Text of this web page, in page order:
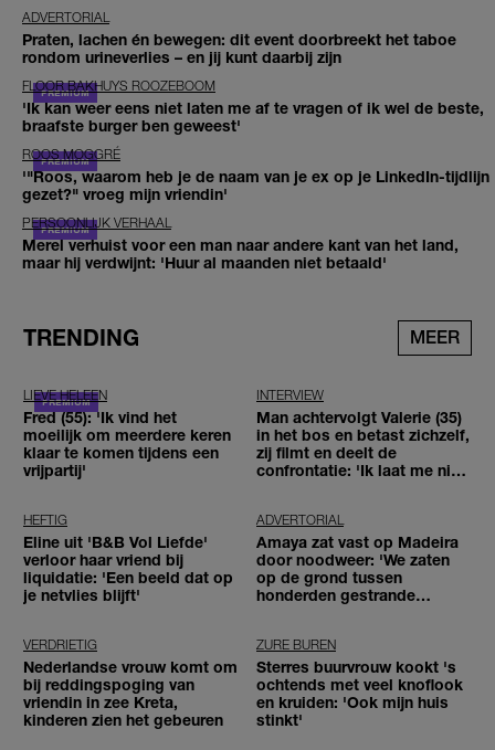
ADVERTORIAL
Praten, lachen én bewegen: dit event doorbreekt het taboe
rondom urineverlies – en jij kunt daarbij zijn
FLOOR BAKHUYS ROOZEBOOM
'Ik kan weer eens niet laten me af te vragen of ik wel de beste,
braafste burger ben geweest'
ROOS MOGGRÉ
'"Roos, waarom heb je de naam van je ex op je LinkedIn-tijdlijn
gezet?" vroeg mijn vriendin'
PERSOONLIJK VERHAAL
Merel verhuist voor een man naar andere kant van het land,
maar hij verdwijnt: 'Huur al maanden niet betaald'
TRENDING MEER
LIEVE HELEEN
Fred (55): 'Ik vind het
moeilijk om meerdere keren
klaar te komen tijdens een
vrijpartij'
INTERVIEW
Man achtervolgt Valerie (35)
in het bos en betast zichzelf,
zij filmt en deelt de
confrontatie: 'Ik laat me niet
HEFTIG
Eline uit 'B&B Vol Liefde'
verloor haar vriend bij
liquidatie: 'Een beeld dat op
je netvlies blijft'
ADVERTORIAL
Amaya zat vast op Madeira
door noodweer: 'We zaten
op de grond tussen
honderden gestrande
VERDRIETIG
Nederlandse vrouw komt om
bij reddingspoging van
vriendin in zee Kreta,
kinderen zien het gebeuren
ZURE BUREN
Sterres buurvrouw kookt 's
ochtends met veel knoflook
en kruiden: 'Ook mijn huis
stinkt'